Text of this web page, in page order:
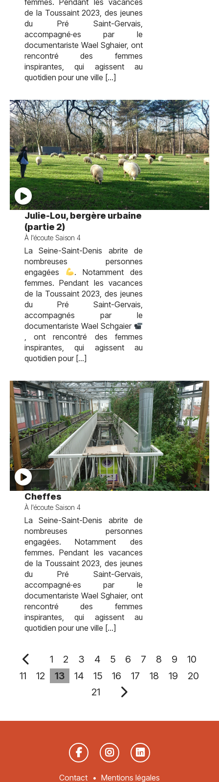
de la Toussaint 2023, des jeunes
du Pré Saint-Gervais,
accompagné·es par le
documentariste Wael Sghaier, ont
rencontré des femmes
inspirantes, qui agissent au
quotidien pour une ville […]
Julie-Lou, bergère urbaine
(partie 2)
À l'écoute Saison 4
La Seine-Saint-Denis abrite de
nombreuses personnes
engagées
. Notamment des
femmes. Pendant les vacances
de la Toussaint 2023, des jeunes
du Pré Saint-Gervais,
accompagnés par le
documentariste Wael Schgaier
, ont rencontré des femmes
inspirantes, qui agissent au
quotidien pour […]
Cheffes
À l'écoute Saison 4
La Seine-Saint-Denis abrite de
nombreuses personnes
engagées. Notamment des
femmes. Pendant les vacances
de la Toussaint 2023, des jeunes
du Pré Saint-Gervais,
accompagné·es par le
documentariste Wael Sghaier, ont
rencontré des femmes
inspirantes, qui agissent au
quotidien pour une ville […]
1 2 3 4 5 6 7 8 9
10
11
12 13 14 15 16 17 18 19
20
21
Contact Mentions légales